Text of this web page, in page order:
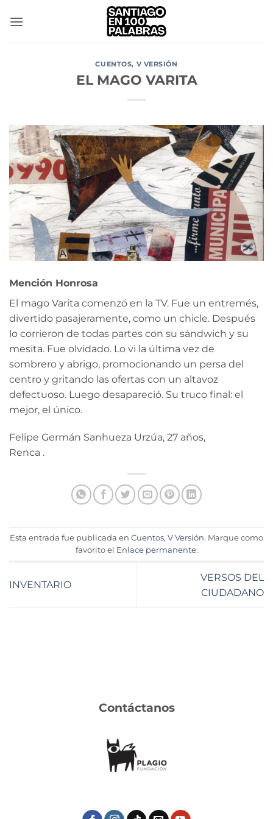
CUENTOS, V VERSIÓN
EL MAGO VARITA
Mención Honrosa
El mago Varita comenzó en la TV. Fue un entremés,
divertido pasajeramente, como un chicle. Después
lo corrieron de todas partes con su sándwich y su
mesita. Fue olvidado. Lo vi la última vez de
sombrero y abrigo, promocionando un persa del
centro y gritando las ofertas con un altavoz
defectuoso. Luego desapareció. Su truco final: el
mejor, el único.
Felipe Germán Sanhueza Urzúa, 27 años,
Renca .
Esta entrada fue publicada en Cuentos, V Versión. Marque como
favorito el Enlace permanente.
INVENTARIO
VERSOS DEL
CIUDADANO
Contáctanos